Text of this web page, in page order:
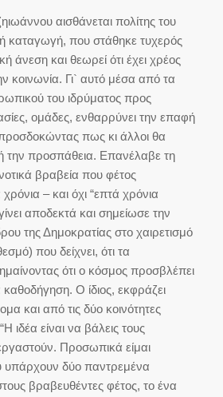
αισθάνεται πολίτης του
καταγωγή, που στάθηκε τυχερός
άνεση και θεωρεί ότι έχει χρέος
κοινωνία. Γι` αυτό μέσα από τα
του ιδρύματος προς
ομάδες, ενθαρρύνει την επαφή
πως κι άλλοι θα
την προσπάθεια. Επανέλαβε τη
βραβεία που φέτος
– και όχι “επτά χρόνια
αποδεκτά και σημείωσε την
της Δημοκρατίας στο χαιρετισμό
που δείχνει, ότι τα
ότι ο κόσμος προσβλέπει
καθοδήγηση. Ο ίδιος, εκφράζει
και από τις δύο κοινότητες
ιδέα είναι να βάλεις τους
Προσωπικά είμαι
υπάρχουν δύο παντρεμένα
βραβευθέντες φέτος, το ένα